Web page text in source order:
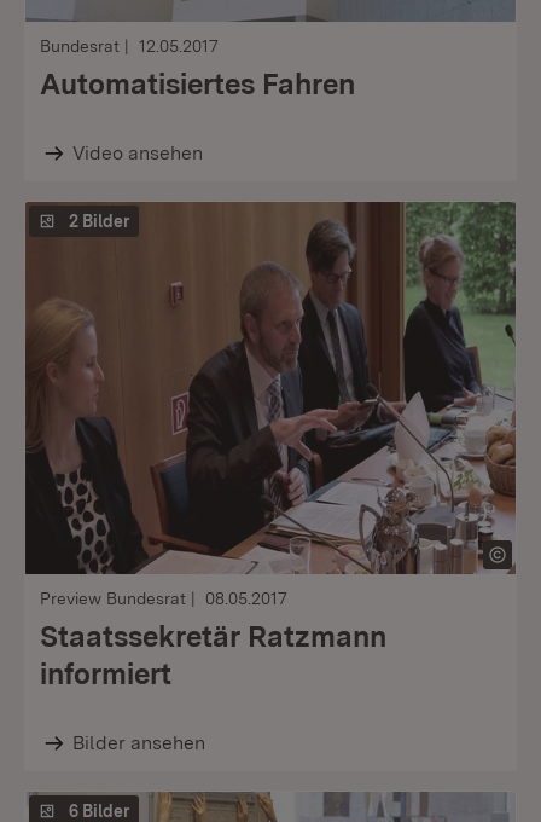
Bundesrat 12.05.2017
Automatisiertes Fahren
Video ansehen
2 Bilder
Preview Bundesrat 08.05.2017
Staatssekretär Ratzmann
informiert
Bilder ansehen
6 Bilder